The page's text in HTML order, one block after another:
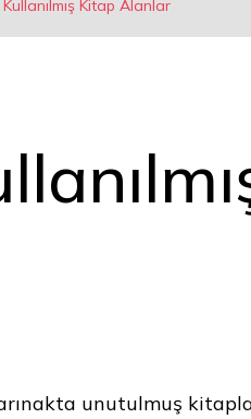
Kitap Alanlar
unutulmuş